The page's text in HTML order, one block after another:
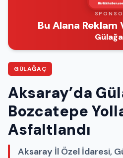
Bu Alana Reklam
GÜLAĞAÇ
Aksaray’da
Bozcatepe
Asfaltlandı
Aksaray İl Özel İdaresi,